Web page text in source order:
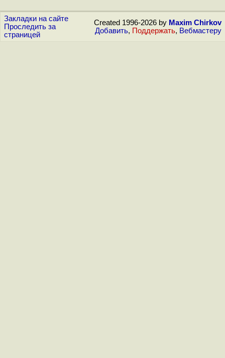
Закладки на сайте
Проследить за
страницей
Created 1996-2026 by Maxim Chirkov
Добавить, Поддержать, Вебмастеру